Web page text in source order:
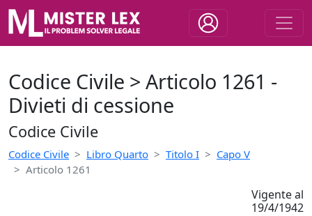
Codice Civile > Articolo 1261 -
Divieti di cessione
Codice Civile
Codice Civile Libro Quarto Titolo I
Capo V
Articolo 1261
Vigente al
19/4/1942